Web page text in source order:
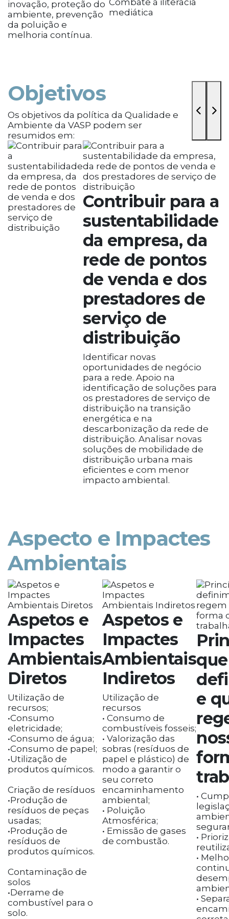
inovação, proteção do
ambiente, prevenção
da poluição e
melhoria contínua.
Combate à iliteracia
mediática
Objetivos
Os objetivos da política da Qualidade e
Ambiente da VASP podem ser
resumidos em:
Contribuir para a
sustentabilidade
da empresa, da
rede de pontos
de venda e dos
prestadores de
serviço de
distribuição
Identificar novas
oportunidades de negócio
para a rede. Apoio na
identificação de soluções para
os prestadores de serviço de
distribuição na transição
energética e na
descarbonização da rede de
distribuição. Analisar novas
soluções de mobilidade de
distribuição urbana mais
eficientes e com menor
impacto ambiental.
Aspecto e Impactes
Ambientais
Aspetos e
Impactes
Ambientais
Diretos
Utilização de
recursos;
•Consumo
eletricidade;
•Consumo de água;
•Consumo de papel;
•Utilização de
produtos químicos.
Criação de resíduos
•Produção de
resíduos de peças
usadas;
•Produção de
resíduos de
produtos químicos.
Contaminação de
solos
•Derrame de
combustível para o
solo.
Aspetos e
Impactes
Ambientais
Indiretos
Utilização de
recursos
• Consumo de
combustíveis fosseis;
• Valorização das
sobras (resíduos de
papel e plástico) de
modo a garantir o
seu correto
encaminhamento
ambiental;
• Poluição
Atmosférica;
• Emissão de gases
de combustão.
que
e
•
•
•
•